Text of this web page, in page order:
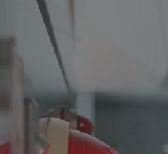
New Zealand
Singapore
EUROPE
Austria
Belgium